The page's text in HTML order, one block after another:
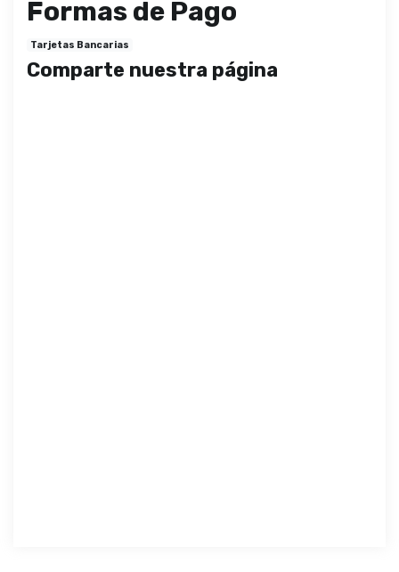
Formas de Pago
Tarjetas Bancarias
Comparte nuestra página